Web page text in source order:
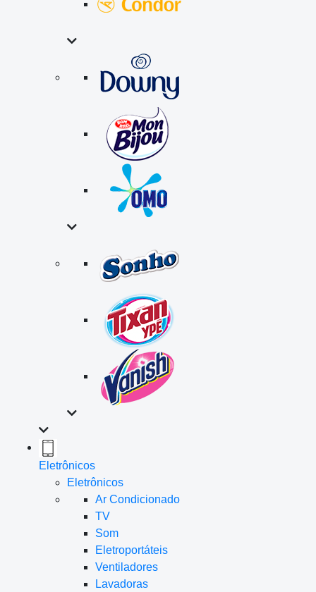
Eletrônicos
Eletrônicos
Ar Condicionado
TV
Som
Eletroportáteis
Ventiladores
Lavadoras